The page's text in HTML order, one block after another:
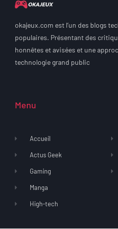
okajeux.com est l’un des blogs
populaires. Présentant des
honnêtes et avisées et une
technologie grand public
Menu
Accueil
Actus Geek
Gaming
Manga
High-tech